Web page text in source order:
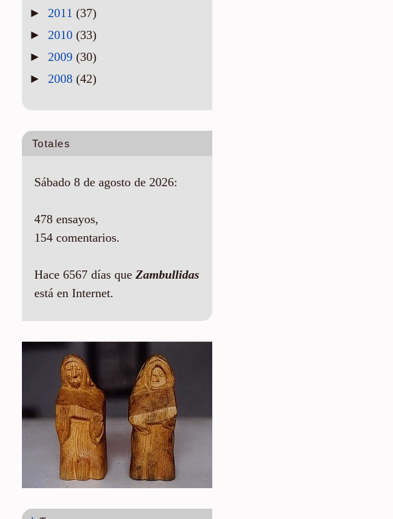
► 2011 (37)
► 2010 (33)
► 2009 (30)
► 2008 (42)
Totales
Sábado 8 de agosto de 2026:
478 ensayos,
154 comentarios.
Hace 6567 días que Zambullidas
está en Internet.